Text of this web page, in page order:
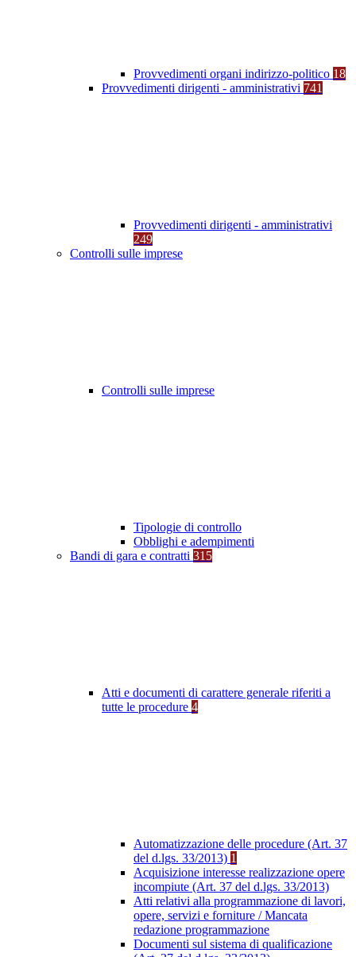
Provvedimenti organi indirizzo-politico 18
Provvedimenti dirigenti - amministrativi 741
Provvedimenti dirigenti - amministrativi
249
Controlli sulle imprese
Controlli sulle imprese
Tipologie di controllo
Obblighi e adempimenti
Bandi di gara e contratti 315
Atti e documenti di carattere generale riferiti a
tutte le procedure 4
Automatizzazione delle procedure (Art. 37
del d.lgs. 33/2013) 1
Acquisizione interesse realizzazione opere
incompiute (Art. 37 del d.lgs. 33/2013)
Atti relativi alla programmazione di lavori,
opere, servizi e forniture / Mancata
redazione programmazione
Documenti sul sistema di qualificazione